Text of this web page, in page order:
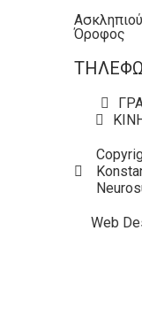
Όροφος
Web